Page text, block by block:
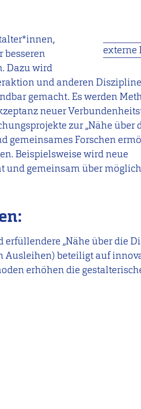
externe
Dazu wird
und anderen
gemacht. Es werden
neuer
zur „Nähe über
gemeinsames Forschen
Beispielsweise wird neue
und gemeinsam über
„Nähe über die
Ausleihen) beteiligt auf
erhöhen die